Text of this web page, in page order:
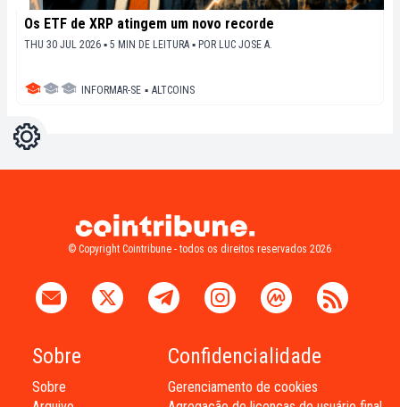
Os ETF de XRP atingem um novo recorde
THU 30 JUL 2026 ▪ 5 MIN DE LEITURA ▪ POR LUC JOSE A.
INFORMAR-SE ▪ ALTCOINS
Configurações
© Copyright Cointribune - todos os direitos reservados 2026
Sobre
Sobre
Confidencialidade
Gerenciamento de cookies